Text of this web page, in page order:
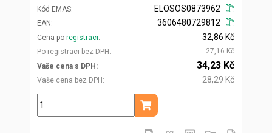
Kód EMAS
EAN
ELOSOS0873962
3606480729812
Cena po registraci
Po registraci bez DPH
32,86 Kč
27,16 Kč
Vaše cena s DPH
Vaše cena bez DPH
34,23 Kč
28,29 Kč
ks
Přidat do košíku